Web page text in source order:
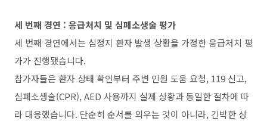
세 번째 경연 : 응급처치 및 심폐소생술 평가
세 번째 경연에서는 심정지 환자 발생 상황을 가정한 응급처치 평
가가 진행됐습니다.
참가자들은 환자 상태 확인부터 주변 인원 도움 요청, 119 신고,
심폐소생술(CPR), AED 사용까지 실제 상황과 동일한 절차에 따
라 대응했습니다. 단순히 순서를 외우는 것이 아니라, 긴박한 상